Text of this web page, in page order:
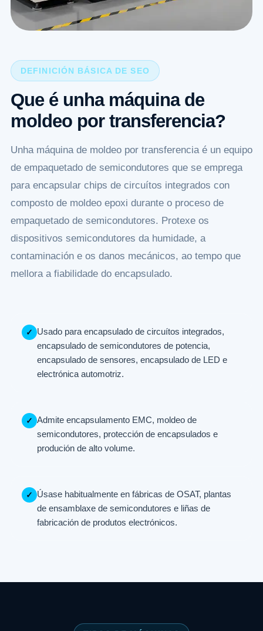
DEFINICIÓN BÁSICA DE SEO
Que é unha máquina de
moldeo por transferencia?
Unha máquina de moldeo por transferencia é un equipo
de empaquetado de semicondutores que se emprega
para encapsular chips de circuítos integrados con
composto de moldeo epoxi durante o proceso de
empaquetado de semicondutores. Protexe os
dispositivos semicondutores da humidade, a
contaminación e os danos mecánicos, ao tempo que
mellora a fiabilidade do encapsulado.
✓ Usado para encapsulado de circuítos integrados,
encapsulado de semicondutores de potencia,
encapsulado de sensores, encapsulado de LED e
electrónica automotriz.
✓ Admite encapsulamento EMC, moldeo de
semicondutores, protección de encapsulados e
produción de alto volume.
✓ Úsase habitualmente en fábricas de OSAT, plantas
de ensamblaxe de semicondutores e liñas de
fabricación de produtos electrónicos.